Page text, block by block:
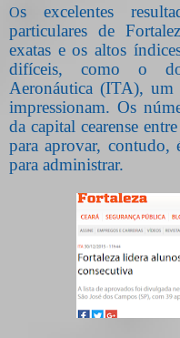
Os excelentes
particulares de
exatas e os altos
difíceis, como o
Aeronáutica (ITA), um
impressionam. Os
da capital cearense
para aprovar,
para administrar.